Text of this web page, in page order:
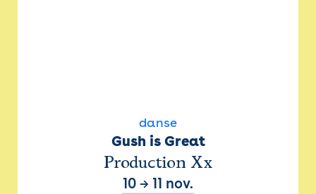
danse
Gush is Great
Production Xx
10 → 11 nov.